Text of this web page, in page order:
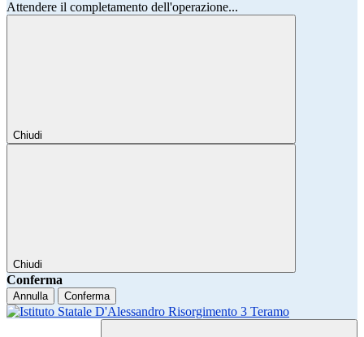
Attendere il completamento dell'operazione...
Chiudi
Chiudi
Conferma
Annulla Conferma